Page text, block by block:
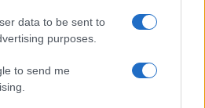
data to be sent to
purposes.
to send me
W
h
at
s
S
h
a
precedente
articolo